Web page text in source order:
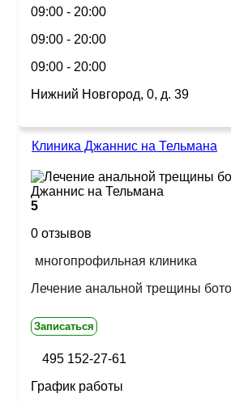
09:00 - 20:00
09:00 - 20:00
09:00 - 20:00
Нижний Новгород, 0, д. 39
Клиника Джаннис на Тельмана
5
0 отзывов
многопрофильная клиника
Лечение анальной трещины
Записаться
495 152-27-61
График работы